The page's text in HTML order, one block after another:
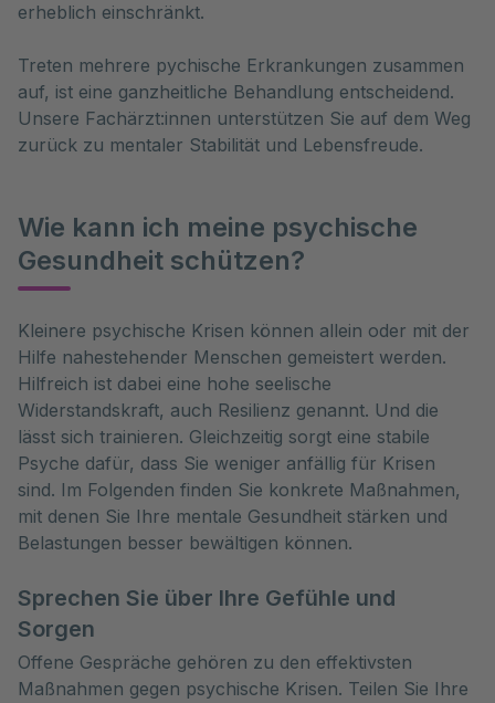
erheblich einschränkt.
Treten mehrere pychische Erkrankungen zusammen
auf, ist eine ganzheitliche Behandlung entscheidend.
Unsere Fachärzt:innen unterstützen Sie auf dem Weg
zurück zu mentaler Stabilität und Lebensfreude.
Wie kann ich meine psychische
Gesundheit schützen?
Kleinere psychische Krisen können allein oder mit der
Hilfe nahestehender Menschen gemeistert werden.
Hilfreich ist dabei eine hohe seelische
Widerstandskraft, auch Resilienz genannt. Und die
lässt sich trainieren. Gleichzeitig sorgt eine stabile
Psyche dafür, dass Sie weniger anfällig für Krisen
sind. Im Folgenden finden Sie konkrete Maßnahmen,
mit denen Sie Ihre mentale Gesundheit stärken und
Belastungen besser bewältigen können.
Sprechen Sie über Ihre Gefühle und
Sorgen
Offene Gespräche gehören zu den effektivsten
Maßnahmen gegen psychische Krisen. Teilen Sie Ihre